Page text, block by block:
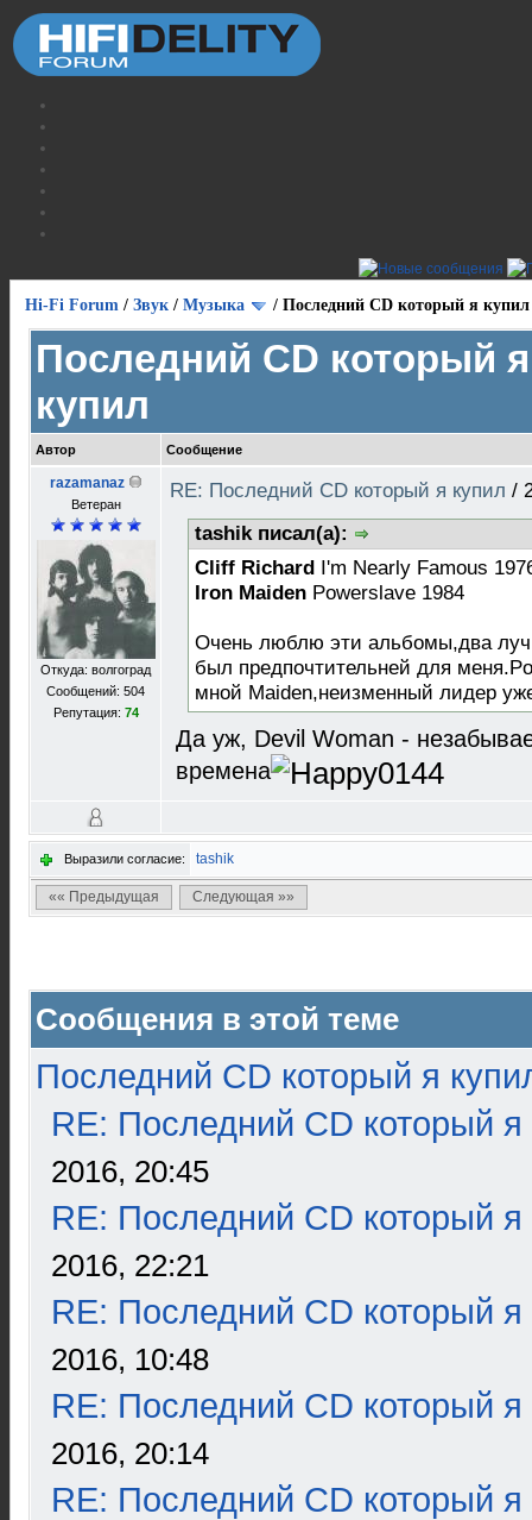
Hi-Fi Forum / Звук / Музыка / Последний CD который я купил
Последний CD который я
купил
Автор Сообщение
razamanaz
Ветеран
Откуда: волгоград
Сообщений: 504
Репутация: 74
RE: Последний CD который я купил /
tashik писал(а):
Cliff Richard I'm Nearly Famous
Iron Maiden Powerslave 1984
Очень люблю эти альбомы,два
был предпочтительней для
мной Maiden,неизменный лидер
Да уж, Devil Woman -
времена
Выразили согласие: tashik
«« Предыдущая Следующая »»
Сообщения в этой теме
Последний CD который я
RE: Последний CD который я
2016, 20:45
RE: Последний CD который я
2016, 22:21
RE: Последний CD который я
2016, 10:48
RE: Последний CD который я
2016, 20:14
RE: Последний CD который я